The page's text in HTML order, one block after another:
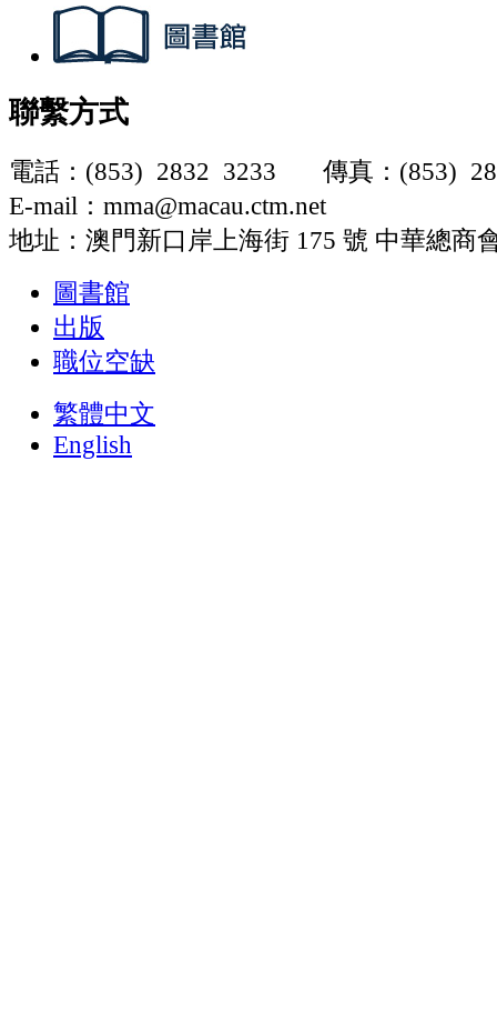
聯繫方式
電話：(853) 2832 3233 傳真：(853)
E-mail：mma@macau.ctm.net
地址：澳門新口岸上海街 175 號 中華總商
圖書館
出版
職位空缺
繁體中文
English